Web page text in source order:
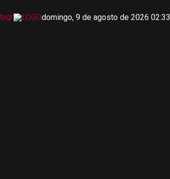
domingo, 9 de agosto de 2026 02:33